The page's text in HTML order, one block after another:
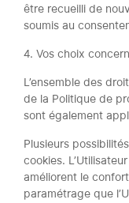
être recueilli de
soumis au
4. Vos choix
L’ensemble des
de la Politique de
sont également
Plusieurs
cookies.
améliorent le
paramétrage que